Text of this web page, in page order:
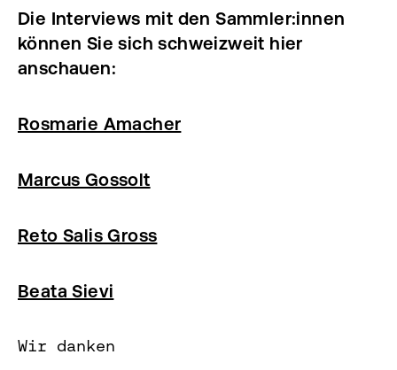
Die Interviews mit den Sammler:innen
können Sie sich schweizweit hier
anschauen:
Rosmarie Amacher
Marcus Gossolt
Reto Salis Gross
Beata Sievi
Wir danken